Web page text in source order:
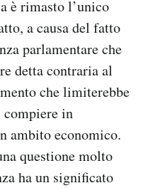
è rimasto l’unico
a causa del fatto
parlamentare che
detta contraria al
che limiterebbe
in
ambito economico.
questione molto
ha un significato